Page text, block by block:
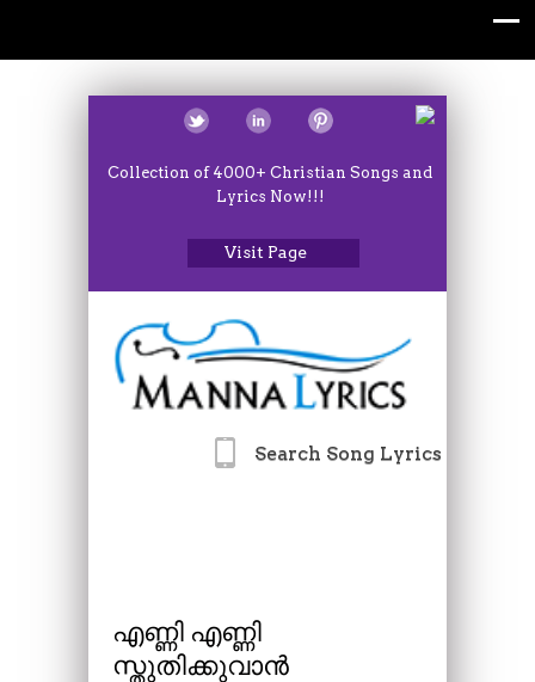
Collection of 4000+ Christian Songs and
Lyrics Now!!!
Visit Page
Search Song Lyrics
എണ്ണി എണ്ണി
സ്തുതിക്കുവാൻ